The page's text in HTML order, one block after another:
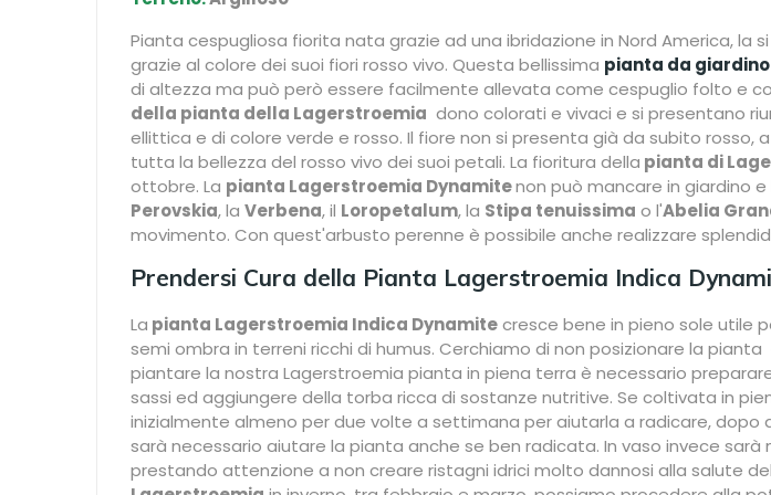
Pianta cespugliosa fiorita nata grazie ad una ibridazione in Nord America, la
grazie al colore dei suoi fiori rosso vivo. Questa bellissima pianta da giardino
di altezza ma può però essere facilmente allevata come cespuglio folto e
della pianta della Lagerstroemia dono colorati e vivaci e si presentano
ellittica e di colore verde e rosso. Il fiore non si presenta già da subito
tutta la bellezza del rosso vivo dei suoi petali. La fioritura della pianta di
ottobre. La pianta Lagerstroemia Dynamitenon può mancare in giardino
Perovskia, la Verbena, il Loropetalum, la Stipa tenuissima o l'Abelia
movimento. Con quest'arbusto perenne è possibile anche realizzare
Prendersi Cura della Pianta Lagerstroemia Indica
La pianta Lagerstroemia Indica Dynamitecresce bene in pieno sole utile
semi ombra in terreni ricchi di humus. Cerchiamo di non posizionare la
piantare la nostra Lagerstroemia pianta in piena terra è necessario
sassi ed aggiungere della torba ricca di sostanze nutritive. Se coltivata in
inizialmente almeno per due volte a settimana per aiutarla a radicare,
sarà necessario aiutare la pianta anche se ben radicata. In vaso invece sarà
prestando attenzione a non creare ristagni idrici molto dannosi alla salute